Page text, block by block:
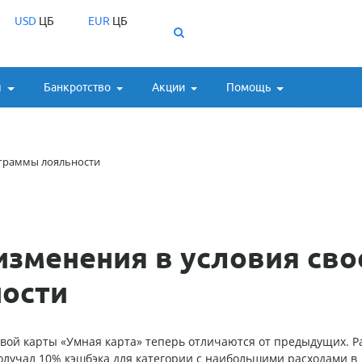
USDЦБ EUR ЦБ
Банкротство Акции Помощь
лояльности
в условия
карты «Умная карта» теперь отличаются от предыдущих.
10% кэшбэка для категории с наибольшими расходами в